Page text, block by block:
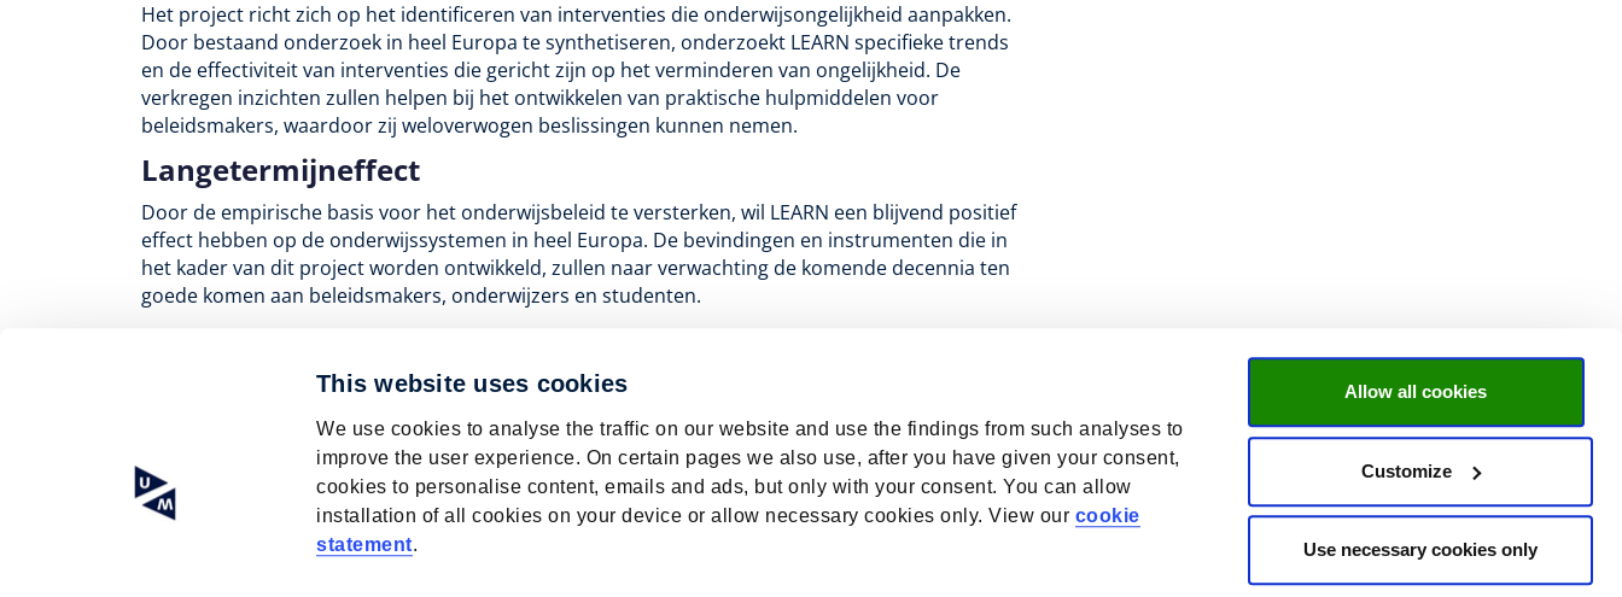
This website uses cookies
We use cookies to analyse the traffic on our website and use the findings from such analyses to
improve the user experience. On certain pages we also use, after you have given your consent,
cookies to personalise content, emails and ads, but only with your consent. You can allow
installation of all cookies on your device or allow necessary cookies only. View our cookie
statement.
Allow all cookies
Customize
Use necessary cookies only
Het project richt zich op het identificeren van interventies die onderwijsongelijkheid aanpakken.
Door bestaand onderzoek in heel Europa te synthetiseren, onderzoekt LEARN specifieke trends
en de effectiviteit van interventies die gericht zijn op het verminderen van ongelijkheid. De
verkregen inzichten zullen helpen bij het ontwikkelen van praktische hulpmiddelen voor
beleidsmakers, waardoor zij weloverwogen beslissingen kunnen nemen.
Langetermijneffect
Door de empirische basis voor het onderwijsbeleid te versterken, wil LEARN een blijvend positief
effect hebben op de onderwijssystemen in heel Europa. De bevindingen en instrumenten die in
het kader van dit project worden ontwikkeld, zullen naar verwachting de komende decennia ten
goede komen aan beleidsmakers, onderwijzers en studenten.
© Research Centre for Education and the Labour Market | ROA | Maastricht University